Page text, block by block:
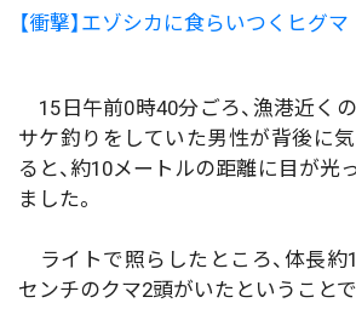
【衝撃】エゾシカに食らいつくヒグマ
15日午前0時40分ごろ、漁港近く
サケ釣りをしていた男性が背後に
ると、約10メートルの距離に目が光
ました。
ライトで照らしたところ、体長約
センチのクマ2頭がいたということで